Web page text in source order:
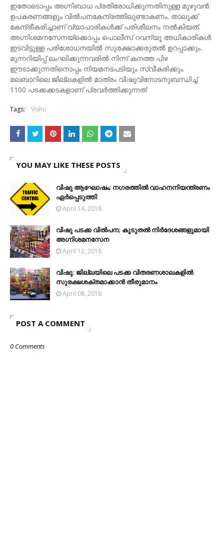
ഇതോടൊപ്പം അഗ്നിബാധ പ്രതിരോധിക്കുന്നതിനുള്ള മുഴുവൻ
ഉപകരണങ്ങളും വിൽപനകേന്ദ്രത്തിലുണ്ടാകണം. താലൂക്ക്
കേന്ദ്രീകരിച്ചാണ് വ്യാപാരികൾക്ക് പരിശീലനം നൽകിയത്.
അഗ്നിശമനസേനയ്ക്കൊപ്പം പൊലീസ് റവന്യൂ അധികാരികൾ
ഇടവിട്ടുള്ള പരിശോധനയിൽ സുരക്ഷാക്കരുതൽ ഉറപ്പാക്കും.
മുന്നറിയിപ്പ് ലംഘിക്കുന്നവരിൽ നിന്ന് കനത്ത പിഴ
ഈടാക്കുന്നതിനൊപ്പം നിയമനടപടിയും സ്വീകരിക്കും.
മലബാറിലെ ജില്ലകളിൽ മാത്രം വിഷുവിനോടനുബന്ധിച്ച്
1100 പടക്കക്കടകളാണ് പ്രവർത്തിക്കുന്നത്
Tags: Vishu
YOU MAY LIKE THESE POSTS
വിഷു ആഘോഷം; നഗരത്തിൽ വാഹനനിയന്ത്രണം
ഏര്‍പ്പെടുത്തി
April 14, 2018
വിഷു പടക്ക വിൽപന; കൂടുതൽ നിർദേശങ്ങളുമായി
അഗ്നിശമനസേന
April 12, 2018
വിഷു: ജില്ലയിലെ പടക്ക വിതരണശാലകളില്‍
സുരക്ഷശക്തമാക്കാന്‍ തീരുമാനം
April 08, 2018
POST A COMMENT
0 Comments